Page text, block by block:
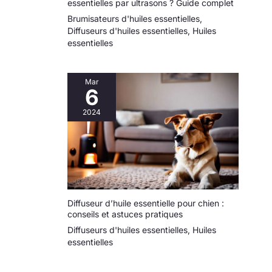
× 11 cm, cette petite
fiole en verre est
L’échelle graduée
dosage précis.
Utilisation
polyvalente – Ce
flacon compte
gouttes convient
parfaitement aux
projets DIY,
parfums, extraits de
plantes, mélanges
d’aromathérapie ou
essentielles par ultrasons ? Guide complet
Brumisateurs d'huiles essentielles,
Diffuseurs d'huiles essentielles, Huiles
essentielles
Mar
6
2024
Diffuseur d’huile essentielle pour chien :
conseils et astuces pratiques
Diffuseurs d'huiles essentielles, Huiles
essentielles